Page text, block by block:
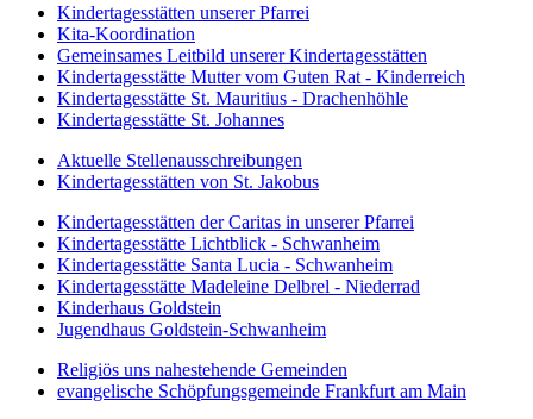
Kindertagesstätten unserer Pfarrei
Kita-Koordination
Gemeinsames Leitbild unserer Kindertagesstätten
Kindertagesstätte Mutter vom Guten Rat - Kinderreich
Kindertagesstätte St. Mauritius - Drachenhöhle
Kindertagesstätte St. Johannes
Aktuelle Stellenausschreibungen
Kindertagesstätten von St. Jakobus
Kindertagesstätten der Caritas in unserer Pfarrei
Kindertagesstätte Lichtblick - Schwanheim
Kindertagesstätte Santa Lucia - Schwanheim
Kindertagesstätte Madeleine Delbrel - Niederrad
Kinderhaus Goldstein
Jugendhaus Goldstein-Schwanheim
Religiös uns nahestehende Gemeinden
evangelische Schöpfungsgemeinde Frankfurt am Main